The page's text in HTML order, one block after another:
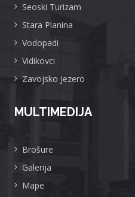
Seoski Turizam
Stara Planina
Vodopadi
Vidikovci
Zavojsko Jezero
MULTIMEDIJA
Brošure
Galerija
Mape